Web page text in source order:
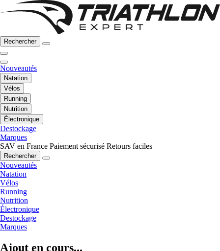
Rechercher
Nouveautés
Natation
Vélos
Running
Nutrition
Électronique
Destockage
Marques
SAV en France Paiement sécurisé Retours faciles
Rechercher
Nouveautés
Natation
Vélos
Running
Nutrition
Électronique
Destockage
Marques
Ajout en cours...